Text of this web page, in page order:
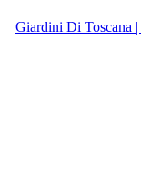
اسانس عطر جیاردینی دی توسکانا بیانکو لاته | Giardini Di Toscana